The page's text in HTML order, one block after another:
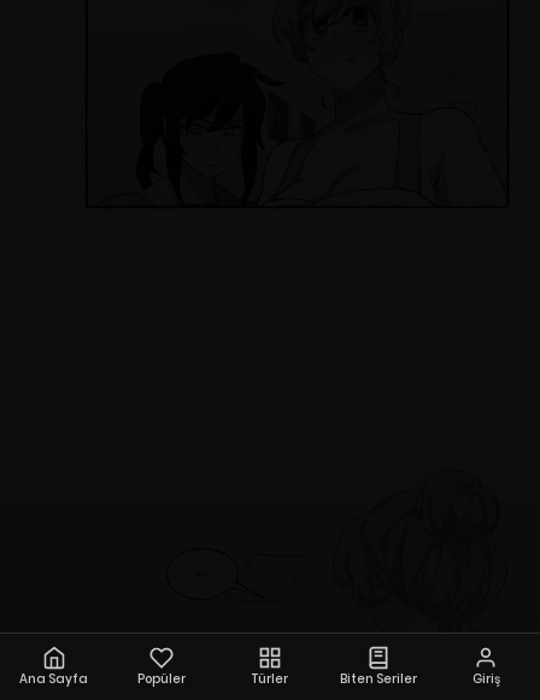
Ana Sayfa Popüler Türler Biten Seriler Giriş